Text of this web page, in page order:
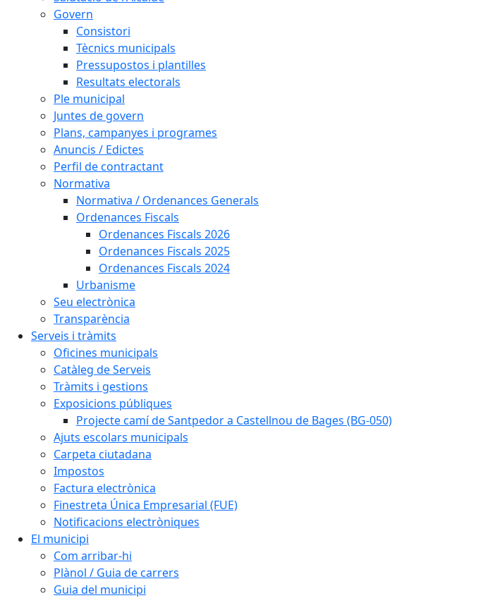
Govern
Consistori
Tècnics municipals
Pressupostos i plantilles
Resultats electorals
Ple municipal
Juntes de govern
Plans, campanyes i programes
Anuncis / Edictes
Perfil de contractant
Normativa
Normativa / Ordenances Generals
Ordenances Fiscals
Ordenances Fiscals 2026
Ordenances Fiscals 2025
Ordenances Fiscals 2024
Urbanisme
Seu electrònica
Transparència
Serveis i tràmits
Oficines municipals
Catàleg de Serveis
Tràmits i gestions
Exposicions públiques
Projecte camí de Santpedor a Castellnou de Bages (BG-050)
Ajuts escolars municipals
Carpeta ciutadana
Impostos
Factura electrònica
Finestreta Única Empresarial (FUE)
Notificacions electròniques
El municipi
Com arribar-hi
Plànol / Guia de carrers
Guia del municipi